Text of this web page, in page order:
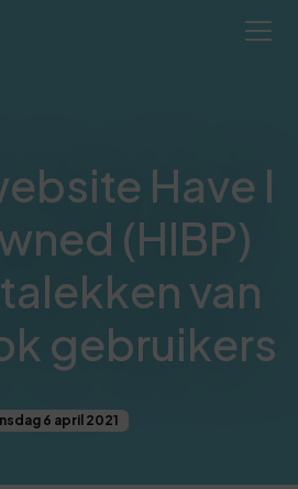
Have I
(HIBP)
van
gebruikers
6 april 2021